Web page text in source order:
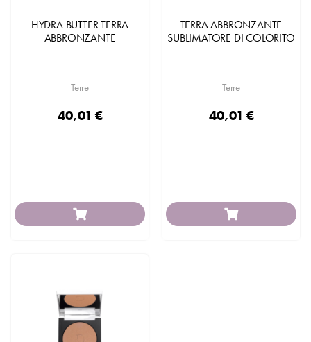
HYDRA BUTTER TERRA
ABBRONZANTE
Terre
40,01 €
TERRA ABBRONZANTE
SUBLIMATORE DI COLORITO
Terre
40,01 €